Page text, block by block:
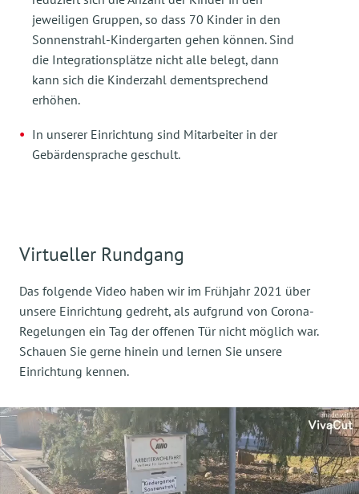
jeweiligen Gruppen, so dass 70 Kinder in den
Sonnenstrahl-Kindergarten gehen können. Sind
die Integrationsplätze nicht alle belegt, dann
kann sich die Kinderzahl dementsprechend
erhöhen.
In unserer Einrichtung sind Mitarbeiter in der
Gebärdensprache geschult.
Virtueller Rundgang
Das folgende Video haben wir im Frühjahr 2021 über
unsere Einrichtung gedreht, als aufgrund von Corona-
Regelungen ein Tag der offenen Tür nicht möglich war.
Schauen Sie gerne hinein und lernen Sie unsere
Einrichtung kennen.